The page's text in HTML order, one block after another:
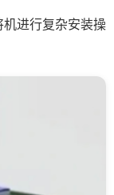
进行复杂安装操